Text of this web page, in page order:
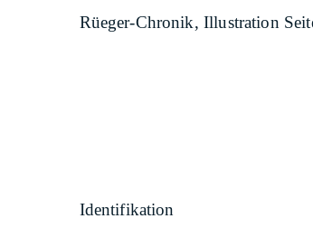
Rüeger-Chronik, Illustration
Identifikation